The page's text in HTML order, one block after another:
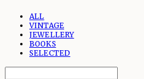
ALL
VINTAGE
JEWELLERY
BOOKS
SELECTED